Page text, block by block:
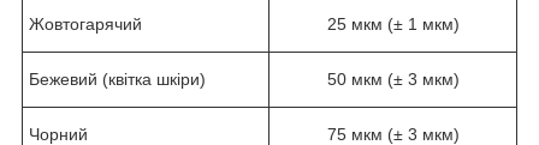
Жовтогарячий 25 мкм (± 1 мкм)
Бежевий (квітка шкіри) 50 мкм (± 3 мкм)
Чорний 75 мкм (± 3 мкм)